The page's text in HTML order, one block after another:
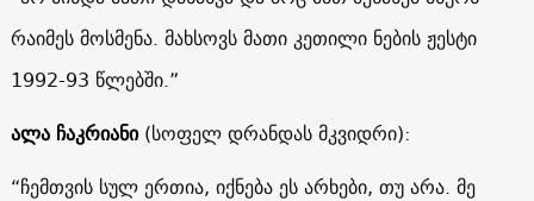
რაიმეს მოსმენა. მახსოვს მათი კეთილი ნების ჟესტი
1992-93 წლებში.”
ალა ჩაკრიანი (სოფელ დრანდას მკვიდრი):
“ჩემთვის სულ ერთია, იქნება ეს არხები, თუ არა. მე